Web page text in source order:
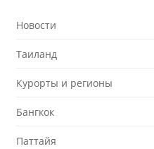
Новости
Таиланд
Курорты и регионы
Бангкок
Паттайя